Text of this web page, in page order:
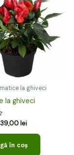
la ghiveci
la ghiveci
a
fost:
49,00 lei.
39,00 lei
este:
39,00 lei.
în coș